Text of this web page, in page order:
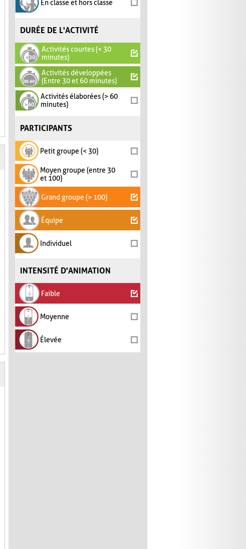
En classe et hors classe
DURÉE DE L'ACTIVITÉ
Activités courtes (< 30
minutes)
Activités développées
(Entre 30 et 60 minutes)
Activités élaborées (> 60
minutes)
PARTICIPANTS
Petit groupe (< 30)
Moyen groupe (entre 30
et 100)
Grand groupe (> 100)
Équipe
Individuel
INTENSITÉ D'ANIMATION
Faible
Moyenne
Élevée